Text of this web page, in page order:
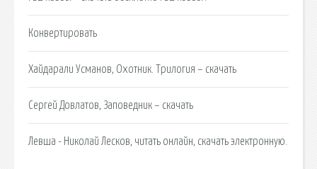
Конвертировать
Хайдарали Усманов, Охотник. Трилогия – скачать
Сергей Довлатов, Заповедник – скачать
Левша - Николай Лесков, читать онлайн, скачать электронную.